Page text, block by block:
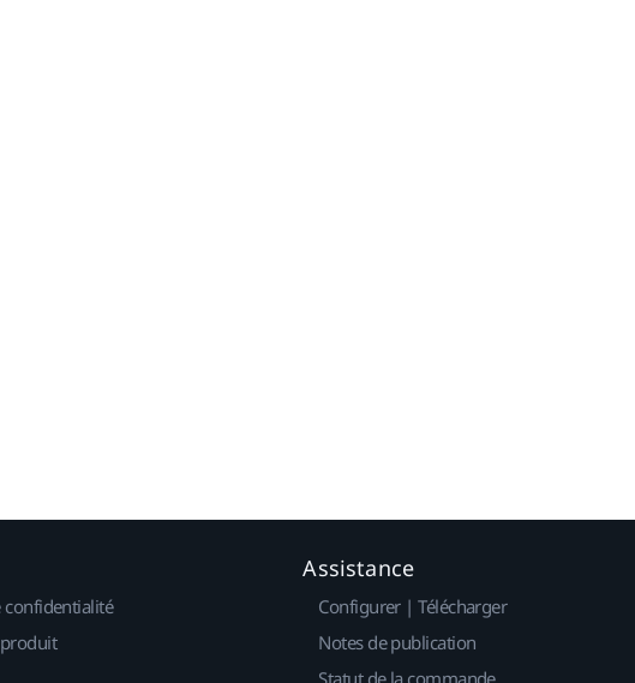
confidentialité
Assistance
Configurer | Télécharger
Notes de publication
Statut de la commande